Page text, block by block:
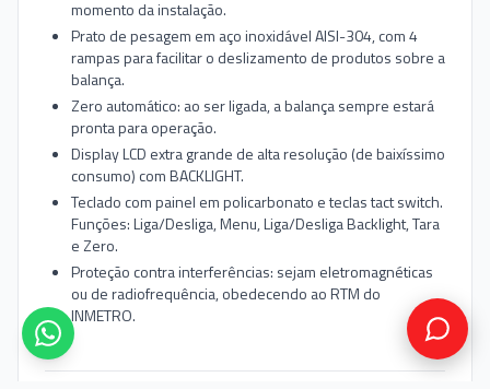
momento da instalação.
Prato de pesagem em aço inoxidável AISI-304, com 4
rampas para facilitar o deslizamento de produtos sobre a
balança.
Zero automático: ao ser ligada, a balança sempre estará
pronta para operação.
Display LCD extra grande de alta resolução (de baixíssimo
consumo) com BACKLIGHT.
Teclado com painel em policarbonato e teclas tact switch.
Funções: Liga/Desliga, Menu, Liga/Desliga Backlight, Tara
e Zero.
Proteção contra interferências: sejam eletromagnéticas
ou de radiofrequência, obedecendo ao RTM do
INMETRO.